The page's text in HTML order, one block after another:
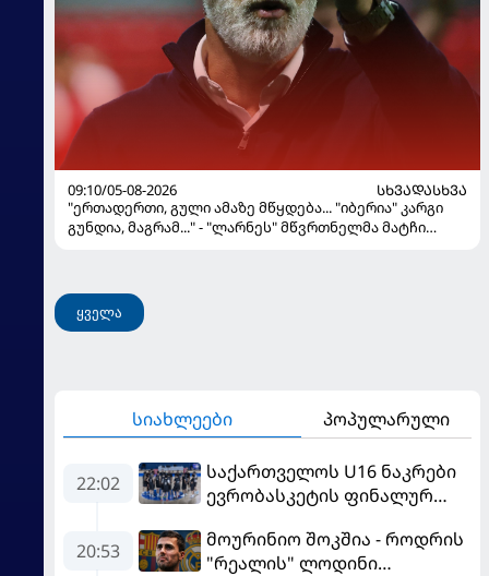
09:10/05-08-2026
ᲡᲮᲕᲐᲓᲐᲡᲮᲕᲐ
"ერთადერთი, გული ამაზე მწყდება... "იბერია" კარგი
გუნდია, მაგრამ..." - "ლარნეს" მწვრთნელმა მატჩი
ყველა
სიახლეები პოპულარული
22:02
საქართველოს U16 ნაკრები
ევრობასკეტის ფინალურ
ასპარეზობას იწყებს
20:53
მოურინიო შოკშია - როდრის
"რეალის" ლოდინი